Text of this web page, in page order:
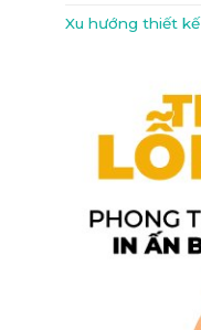
Xu hướng thiết kế